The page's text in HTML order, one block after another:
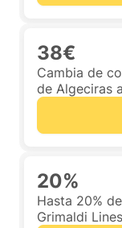
38€
Cambia de
de Algeciras
20%
Hasta 20%
Grimaldi